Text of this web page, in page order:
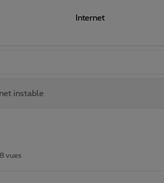
Internet
instable
vues